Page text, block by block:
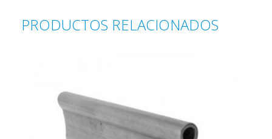
PRODUCTOS RELACIONADOS